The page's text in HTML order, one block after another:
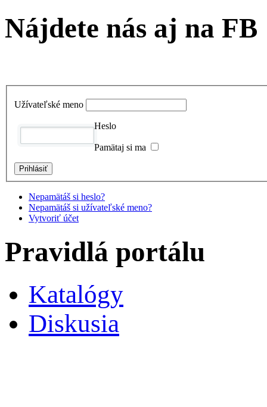
Nájdete nás aj na FB
Užívateľské meno
Heslo
Pamätaj si ma
Nepamätáš si heslo?
Nepamätáš si užívateľské meno?
Vytvoriť účet
Pravidlá portálu
Katalógy
Diskusia